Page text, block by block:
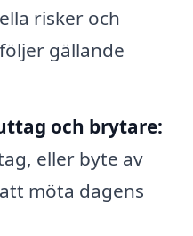
risker och
gällande
och brytare:
eller byte av
möta dagens